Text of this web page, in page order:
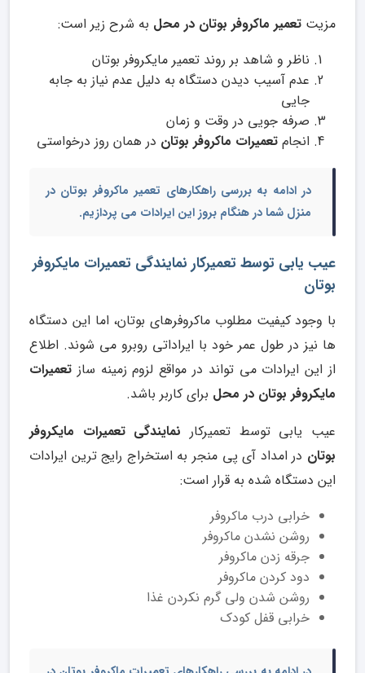
مزیت تعمیر ماکروفر بوتان در محل به شرح زیر است:
ناظر و شاهد بر روند تعمیر مایکروفر بوتان
عدم آسیب دیدن دستگاه به دلیل عدم نیاز به جابه
جایی
صرفه جویی در وقت و زمان
انجام تعمیرات ماکروفر بوتان در همان روز درخواستی
در ادامه به بررسی راهکارهای تعمیر ماکروفر بوتان در
منزل شما در هنگام بروز این ایرادات می پردازیم.
عیب یابی توسط تعمیرکار نمایندگی تعمیرات مایکروفر
بوتان
با وجود کیفیت مطلوب ماکروفرهای بوتان، اما این دستگاه
ها نیز در طول عمر خود با ایراداتی روبرو می شوند. اطلاع
از این ایرادات می تواند در مواقع لزوم زمینه ساز تعمیرات
مایکروفر بوتان در محل برای کاربر باشد.
عیب یابی توسط تعمیرکار نمایندگی تعمیرات مایکروفر
بوتان در امداد آی پی منجر به استخراج رایج ترین ایرادات
این دستگاه شده به قرار است:
خرابی درب ماکروفر
روشن نشدن ماکروفر
جرقه زدن ماکروفر
دود کردن ماکروفر
روشن شدن ولی گرم نکردن غذا
خرابی قفل کودک